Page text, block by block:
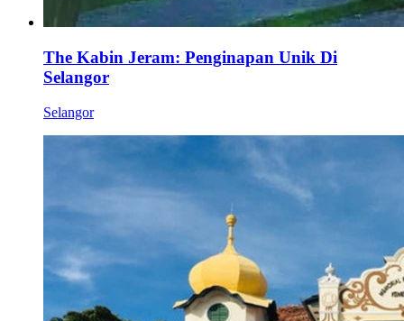
The Kabin Jeram: Penginapan Unik Di
Selangor
Selangor